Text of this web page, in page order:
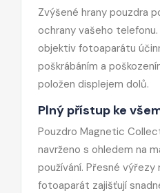
Zvýšené hrany pouzdra
ochrany vašeho
objektiv fotoaparátu
poškrábáním a
položen displejem dolů.
Plný přístup ke
Pouzdro Magnetic
navrženo s ohledem na
používání. Přesné
fotoaparát zajišťují